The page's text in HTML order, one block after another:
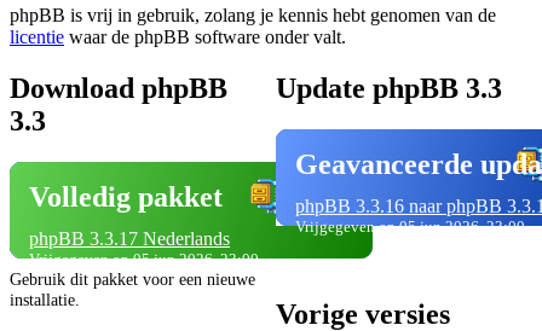
phpBB is vrij in gebruik, zolang je kennis hebt genomen van de
licentie waar de phpBB software onder valt.
Download phpBB
3.3
Volledig pakket
phpBB 3.3.17 Nederlands
Vrijgegeven op 05 jun 2026, 23:00
Gebruik dit pakket voor een nieuwe
installatie.
Update phpBB 3.3
Geavanceerde
phpBB 3.3.16 naar phpBB
Vrijgegeven op 05 jun 2026, 23:00
Vorige versies